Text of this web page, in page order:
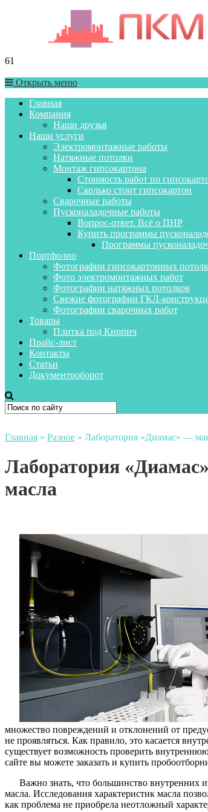
61
Открыть меню
Главная
Компания
Наши друзья
Наши услуги
Электромонтажные работы
Натяжные потолки
Монтаж гипсокартона
Стоимость работ по
Сколько стоит гипсокартон
Сварочные работы
Пусконаладочные работы
Вопрос-ответ. Всё о ПНР
Купить программы
Программы
Портфолио
Фотографии гипсокартонных
Фото электромонтажных работ
Фотографии натяжных потолков
Свежие фотографии ГКЛ-
Фотографии сварочных работ
Товары
Плитка под Кирпич
Прайс-лист
Контакты
Статьи
Документооборот
Главная » Разное » Лаборатория «Диамас» —
Лаборатория
масла
множество повреждений и отклонений от
не проявляться. Как правило, это касается
существует возможность проверить
сайте вы можете заказать и купить
Важно знать, что большинство внутренних
масла. Исследования характеристик масла
как проблема не приобрела неотложный